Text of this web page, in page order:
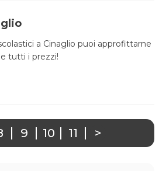
a Cinaglio puoi approfittarne
tutti i prezzi!
9 10 11 >